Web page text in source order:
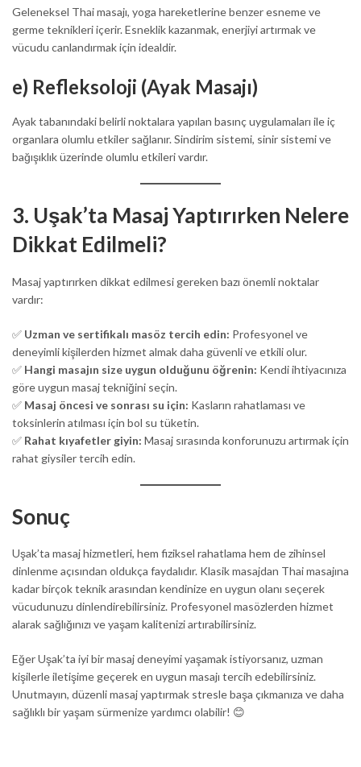
Geleneksel Thai masajı, yoga hareketlerine benzer esneme ve
germe teknikleri içerir. Esneklik kazanmak, enerjiyi artırmak ve
vücudu canlandırmak için idealdir.
e) Refleksoloji (Ayak Masajı)
Ayak tabanındaki belirli noktalara yapılan basınç uygulamaları ile iç
organlara olumlu etkiler sağlanır. Sindirim sistemi, sinir sistemi ve
bağışıklık üzerinde olumlu etkileri vardır.
3. Uşak’ta Masaj Yaptırırken Nelere
Dikkat Edilmeli?
Masaj yaptırırken dikkat edilmesi gereken bazı önemli noktalar
vardır:
✅ Uzman ve sertifikalı masöz tercih edin: Profesyonel ve
deneyimli kişilerden hizmet almak daha güvenli ve etkili olur.
✅ Hangi masajın size uygun olduğunu öğrenin: Kendi ihtiyacınıza
göre uygun masaj tekniğini seçin.
✅ Masaj öncesi ve sonrası su için: Kasların rahatlaması ve
toksinlerin atılması için bol su tüketin.
✅ Rahat kıyafetler giyin: Masaj sırasında konforunuzu artırmak için
rahat giysiler tercih edin.
Sonuç
Uşak’ta masaj hizmetleri, hem fiziksel rahatlama hem de zihinsel
dinlenme açısından oldukça faydalıdır. Klasik masajdan Thai masajına
kadar birçok teknik arasından kendinize en uygun olanı seçerek
vücudunuzu dinlendirebilirsiniz. Profesyonel masözlerden hizmet
alarak sağlığınızı ve yaşam kalitenizi artırabilirsiniz.
Eğer Uşak’ta iyi bir masaj deneyimi yaşamak istiyorsanız, uzman
kişilerle iletişime geçerek en uygun masajı tercih edebilirsiniz.
Unutmayın, düzenli masaj yaptırmak stresle başa çıkmanıza ve daha
sağlıklı bir yaşam sürmenize yardımcı olabilir! 😊